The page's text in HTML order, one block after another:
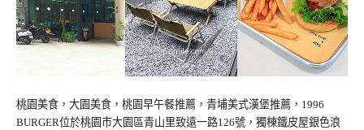
桃園美食，大園美食，桃園早午餐推薦，青埔美式漢堡推薦，1996
BURGER位於桃園市大園區青山里致遠一路126號，獨棟鐵皮屋銀色浪